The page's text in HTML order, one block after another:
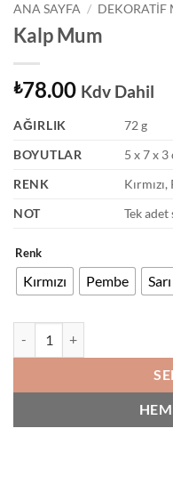
ANA SAYFA / DEKORATIF
Kalp Mum
₺78.00 Kdv Dahil
AĞIRLIK
72 g
BOYUTLAR
5 x 7 x 3
RENK
NOT
Tek adet
Renk
Kırmızı Pembe Sarı